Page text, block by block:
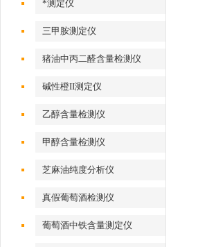
*测定仪
三甲胺测定仪
猪油中丙二醛含量检测仪
碱性橙II测定仪
乙醇含量检测仪
甲醇含量检测仪
芝麻油纯度分析仪
真假葡萄酒检测仪
葡萄酒中铁含量测定仪